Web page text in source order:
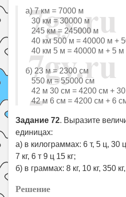
а) 7 км = 7000 м
30 км = 30000 м
245 км = 245000 м
40 км 500 м = 40000 м +
40 км 5 м = 40000 м + 5 м
б) 23 м = 2300 см
550 м = 55000 см
42 м 30 см = 4200 см +
42 м 6 см = 4200 см + 6
Задание 72. Выразите
единицах:
а) в килограммах: 6 т, 5 ц, 30
7 кг, 6 т 9 ц 15 кг;
б) в граммах: 8 кг, 10 кг, 350
Решение